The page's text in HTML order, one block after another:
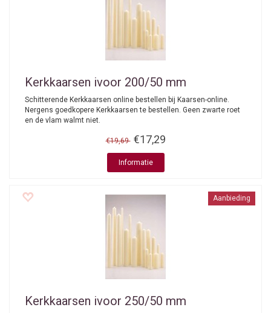
Kerkkaarsen ivoor 200/50 mm
Schitterende Kerkkaarsen online bestellen bij Kaarsen-online.
Nergens goedkopere Kerkkaarsen te bestellen. Geen zwarte roet
en de vlam walmt niet.
€19,69 €17,29
Informatie
Aanbieding
Kerkkaarsen ivoor 250/50 mm